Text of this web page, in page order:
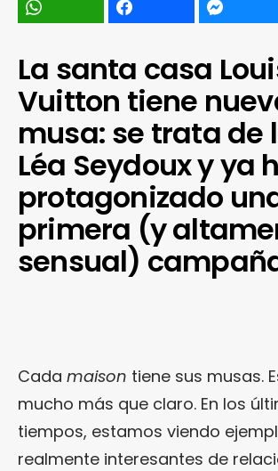
La santa casa
Vuitton tiene
musa: se trata de
Léa Seydoux y ya
protagonizado
primera (y
sensual)
Cada maison tiene sus musas.
mucho más que claro. En los
tiempos, estamos viendo
realmente interesantes de